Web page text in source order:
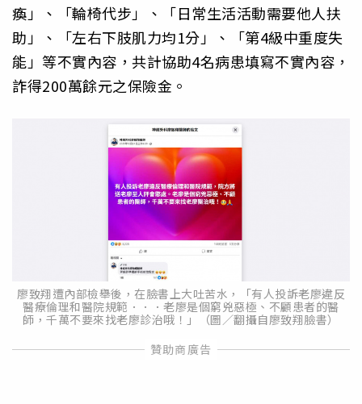
瘓」、「輪椅代步」、「日常生活活動需要他人扶
助」、「左右下肢肌力均1分」、「第4級中重度失
能」等不實內容，共計協助4名病患填寫不實內容，
詐得200萬餘元之保險金。
廖致翔遭內部檢舉後，在臉書上大吐苦水，「有人投訴老廖違反
醫療倫理和醫院規範．．．老廖是個窮兇惡極、不顧患者的醫
師，千萬不要來找老廖診治哦！」（圖／翻攝自廖致翔臉書）